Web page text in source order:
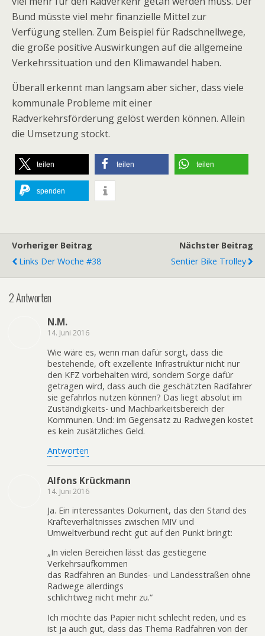
Bund müsste viel mehr finanzielle Mittel zur
Verfügung stellen. Zum Beispiel für Radschnellwege,
die große positive Auswirkungen auf die allgemeine
Verkehrssituation und den Klimawandel haben.
Überall erkennt man langsam aber sicher, dass viele
kommunale Probleme mit einer
Radverkehrsförderung gelöst werden können. Allein
die Umsetzung stockt.
teilen teilen teilen
spenden
Vorheriger Beitrag
Links Der Woche #38
Nächster Beitrag
Sentier Bike Trolley
2 Antworten
N.M.
14. Juni 2016
Wie wäre es, wenn man dafür sorgt, dass die
bestehende, oft exzellente Infrastruktur nicht nur
den KFZ vorbehalten wird, sondern Sorge dafür
getragen wird, dass auch die geschätzten Radfahrer
sie gefahrlos nutzen können? Das liegt absolut im
Zuständigkeits- und Machbarkeitsbereich der
Kommunen. Und: im Gegensatz zu Radwegen kostet
es kein zusätzliches Geld.
Antworten
Alfons Krückmann
14. Juni 2016
Ja. Ein interessantes Dokument, das den Stand des
Kräfteverhältnisses zwischen MIV und
Umweltverbund recht gut auf den Punkt bringt:
„In vielen Bereichen lässt das gestiegene
Verkehrsaufkommen
das Radfahren an Bundes- und Landesstraßen ohne
Radwege allerdings
schlichtweg nicht mehr zu.“
Ich möchte das Papier nicht schlecht reden, und es
ist ja auch gut, dass das Thema Radfahren von der